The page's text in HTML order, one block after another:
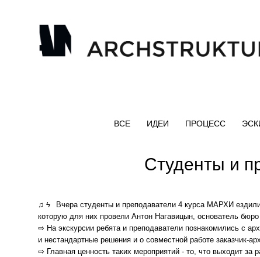
ВСЕ ИДЕИ ПРОЦЕСС
Студенты и
♫ ϟ⠀Вчера студенты и преподаватели 4 курса МАРХИ
которую для них провели Антон Нагавицын, основатель
⇨ На экскурсии ребята и преподаватели познакомились с
и нестандартные решения и о совместной работе заказчик-
⇨ Главная ценность таких мероприятий - то, что выходит за